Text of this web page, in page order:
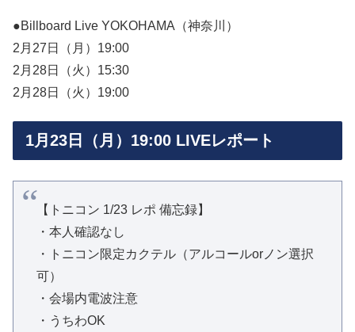
●Billboard Live YOKOHAMA（神奈川）
2月27日（月）19:00
2月28日（火）15:30
2月28日（火）19:00
1月23日（月）19:00 LIVEレポート
【トニコン 1/23 レポ 備忘録】
・本人確認なし
・トニコン限定カクテル（アルコールorノン選択
可）
・会場内電波注意
・うちわOK